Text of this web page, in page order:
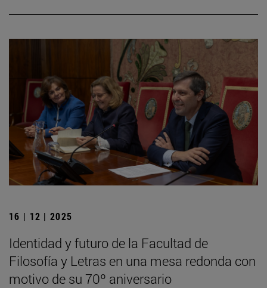
16 | 12 | 2025
Identidad y futuro de la Facultad de
Filosofía y Letras en una mesa redonda con
motivo de su 70º aniversario